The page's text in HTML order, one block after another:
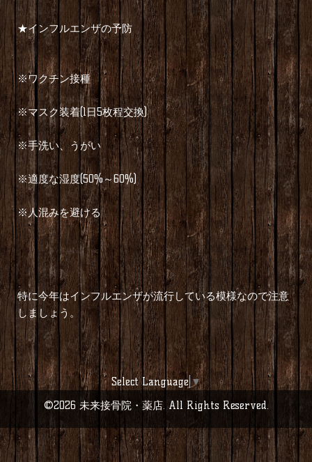
★インフルエンザの予防
※ワクチン接種
※マスク装着(1日5枚程交換)
※手洗い、うがい
※適度な湿度(50%～60%)
※人混みを避ける
特に今年はインフルエンザが流行している模様なので注意
しましょう。
Select Language ▼
©2026 未来接骨院・薬店. All Rights Reserved.